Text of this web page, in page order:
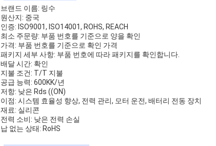
브랜드 이름: 링수
원산지: 중국
인증: ISO9001, ISO14001, ROHS, REACH
최소 주문량: 부품 번호를 기준으로 양을 확인
가격: 부품 번호를 기준으로 확인 가격
패키지 세부 사항: 부품 번호에 따라 패키지를 확인합니다.
배달 시간: 확인
지불 조건: T/T 지불
공급 능력: 600KK/년
저항: 낮은 Rds ((ON)
이점: 시스템 효율성 향상, 전력 관리, 모터 운전, 배터리 전동 장치
재료: 실리콘
전력 소비: 낮은 전력 손실
납 없는 상태: RoHS